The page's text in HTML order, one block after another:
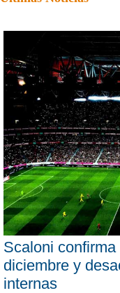
Scaloni
diciembre y
internas